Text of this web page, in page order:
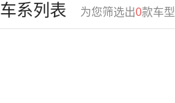
车系列表 为您筛选出0款车型